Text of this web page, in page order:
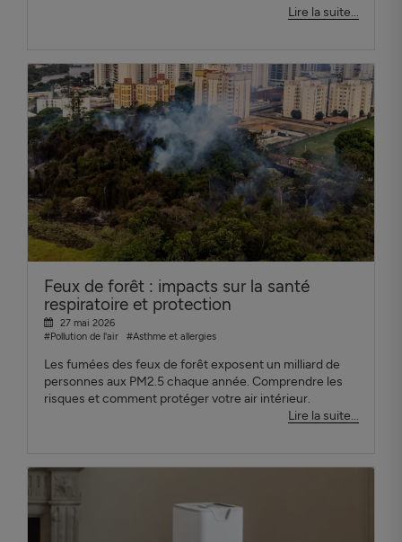
Lire la suite...
Feux de forêt : impacts sur la santé
respiratoire et protection
27 mai 2026
#Pollution de l'air
#Asthme et allergies
Les fumées des feux de forêt exposent un milliard de
personnes aux PM2.5 chaque année. Comprendre les
risques et comment protéger votre air intérieur.
Lire la suite...